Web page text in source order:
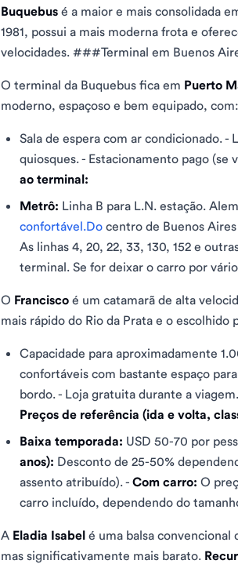
Buquebus é a maior e mais consolidada
1981, possui a mais moderna frota e
velocidades. ###Terminal em Buenos
O terminal da Buquebus fica em Puerto
moderno, espaçoso e bem equipado, com:
Sala de espera com ar condicionado.
quiosques. - Estacionamento pago
ao terminal:
Metrô: Linha B para L.N. estação.
confortável.Do centro de Buenos
As linhas 4, 20, 22, 33, 130, 152 e
terminal. Se for deixar o carro por
O Francisco é um catamarã de alta
mais rápido do Rio da Prata e o escolhido
Capacidade para aproximadamente
confortáveis ​​com bastante espaço
bordo. - Loja gratuita durante a
Preços de referência (ida e volta,
Baixa temporada: USD 50-70 por
anos): Desconto de 25-50%
assento atribuído). - Com carro: O
carro incluído, dependendo do
A Eladia Isabel é uma balsa convencional
mas significativamente mais barato.